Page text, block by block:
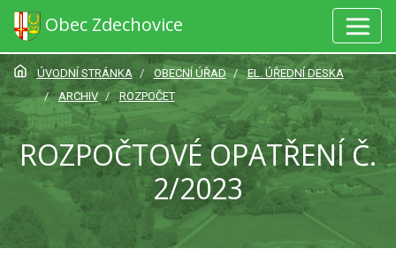
Obec Zdechovice
ÚVODNÍ STRÁNKA OBECNÍ ÚŘAD
EL. ÚŘEDNÍ DESKA
ARCHIV
ROZPOČET
ROZPOČTOVÉ OPATŘENÍ Č.
2/2023